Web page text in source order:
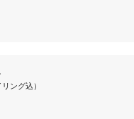
スタイリング込）